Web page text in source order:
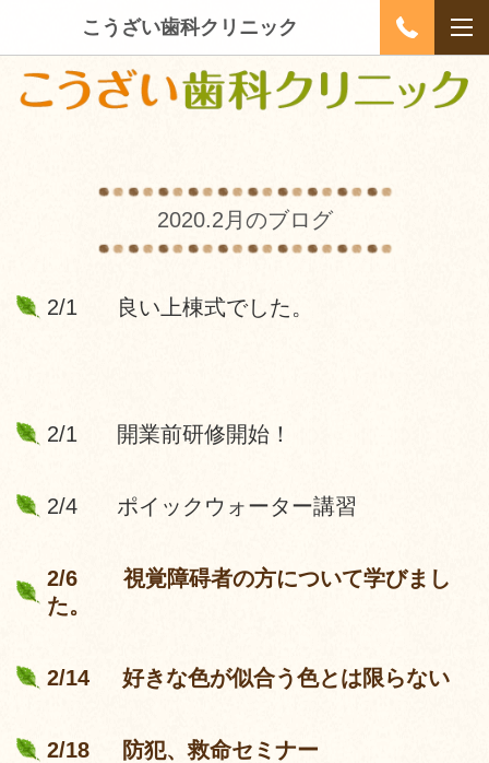
こうざい歯科クリニック
2020.2月のブログ
2/1 良い上棟式でした。
2/1 開業前研修開始！
2/4 ポイックウォーター講習
2/6 視覚障碍者の方について学びまし
た。
2/14 好きな色が似合う色とは限らない
2/18 防犯、救命セミナー